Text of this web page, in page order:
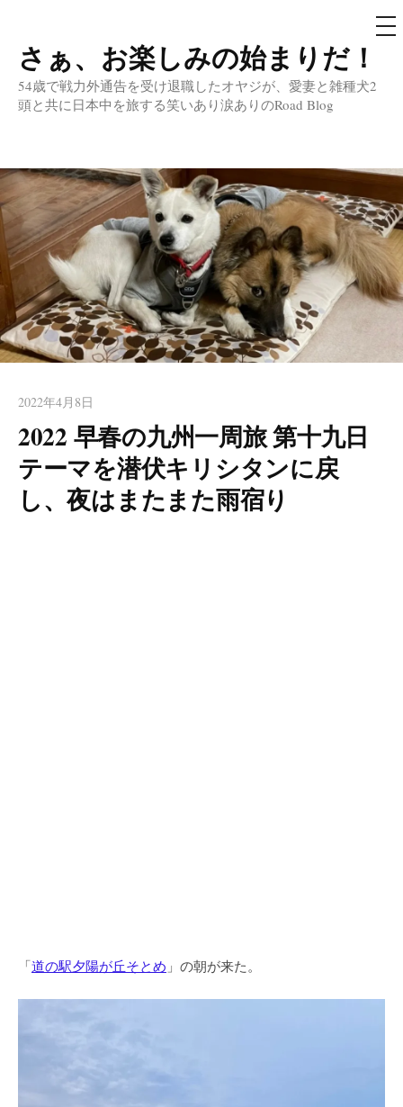
コ
ン
テ
へ
ス
キ
ッ
さぁ、お楽しみの始まりだ！
54歳で戦力外通告を受け退職したオヤジが、愛妻と雑種犬2
頭と共に日本中を旅する笑いあり涙ありのRoad Blog
メ
ニ
2022年4月8日
2022 早春の九州一周旅 第十九日
テーマを潜伏キリシタンに戻
し、夜はまたまた雨宿り
「道の駅夕陽が丘そとめ 」の朝が来た。